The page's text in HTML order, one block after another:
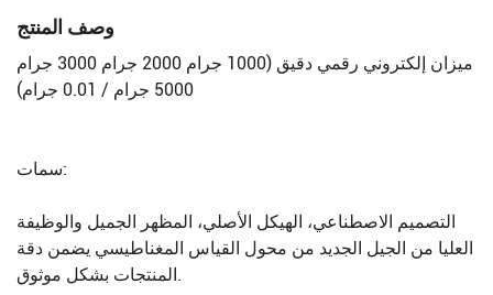
وصف المنتج
ميزان إلكتروني رقمي دقيق (1000 جرام 2000 جرام 3000 جرام
5000 جرام / 0.01 جرام)
سمات:
التصميم الاصطناعي، الهيكل الأصلي، المظهر الجميل والوظيفة
العليا من الجيل الجديد من محول القياس المغناطيسي يضمن دقة
المنتجات بشكل موثوق.